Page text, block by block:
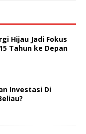
Hijau Jadi Fokus
Tahun ke Depan
Investasi Di